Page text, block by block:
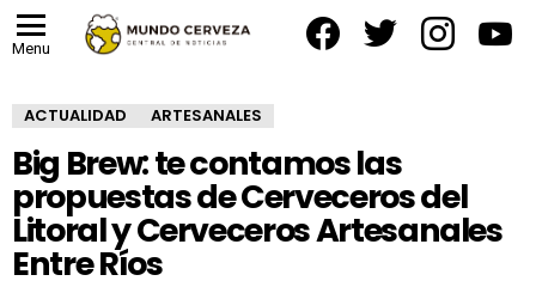
Menu
ACTUALIDAD ARTESANALES
Big Brew: te contamos las
propuestas de Cerveceros del
Litoral y Cerveceros Artesanales
Entre Ríos